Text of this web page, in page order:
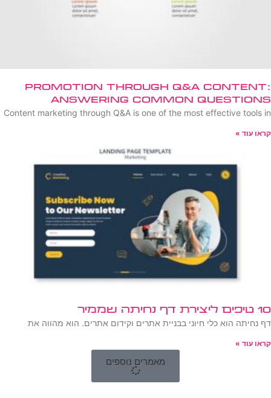
Promotion Through Q&A Content:
Answering Common Questions
Content marketing through Q&A is one of the most effective tools in
קראו עוד »
10 טיפים ליצירת דף נחיתה שממיר
דף נחיתה הוא כלי חיוני בבניית אתרים וקידום אתרים. הוא מהווה את
קראו עוד »
מאמרים נוספים